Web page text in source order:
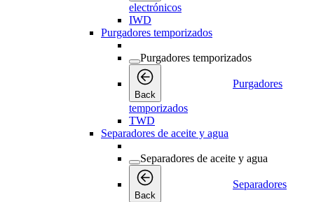
electrónicos
IWD
Purgadores temporizados
Purgadores temporizados
Back
Purgadores
temporizados
TWD
Separadores de aceite y agua
Separadores de aceite y agua
Back
Separadores